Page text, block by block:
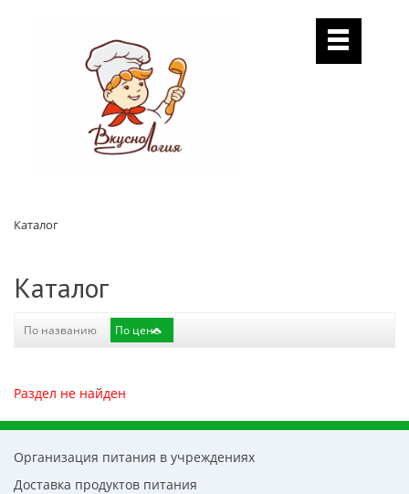
Каталог
Каталог
По названию По цене
Раздел не найден
Организация питания в учреждениях
Доставка продуктов питания